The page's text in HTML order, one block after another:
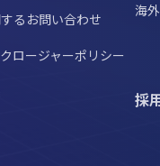
るお問い合わせ
ロージャーポリシー
海
採